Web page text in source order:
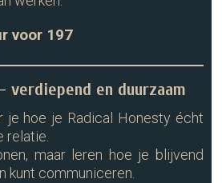
voor 197
en duurzaam
je hoe je Radical Honesty écht
relatie.
maar leren hoe je blijvend
kunt communiceren.